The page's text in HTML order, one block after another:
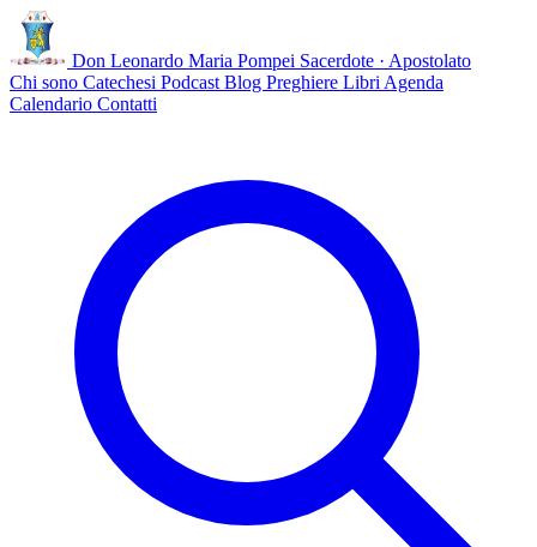
Don Leonardo Maria Pompei Sacerdote · Apostolato
Chi sono Catechesi Podcast Blog Preghiere Libri Agenda
Calendario Contatti